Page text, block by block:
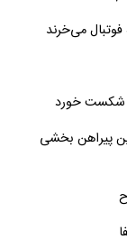
می‌خرند
شکست خورد
پیراهن بخشی